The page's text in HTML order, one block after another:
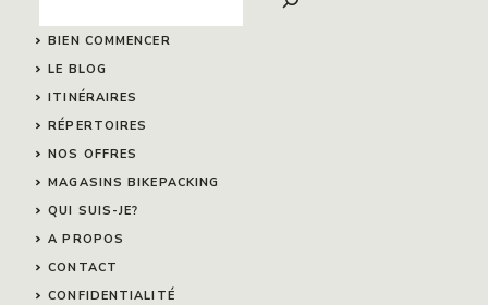
BIEN COMMENCER
LE BLOG
ITINÉRAIRES
RÉPERTOIRES
NOS OFFRES
MAGASINS BIKEPACKING
QUI SUIS-JE?
A PROPOS
CONTACT
CONFIDENTIALITÉ